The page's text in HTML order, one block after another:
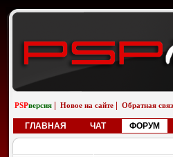
PSPверсия Новое на сайте Обратная
ГЛАВНАЯ ЧАТ ФОРУМ